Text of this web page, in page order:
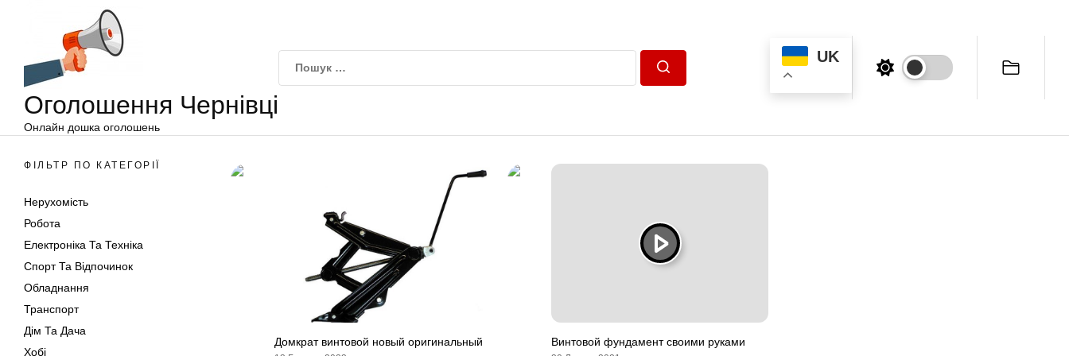
Оголошення Чернівці
Онлайн дошка оголошень
UK
ФІЛЬТР ПО КАТЕГОРІЇ
Нерухомість
Робота
Електроніка Та Техніка
Спорт Та Відпочинок
Обладнання
Транспорт
Дім Та Дача
Хобі
Домкрат винтовой новый оригинальный Винтовой фундамент своими руками